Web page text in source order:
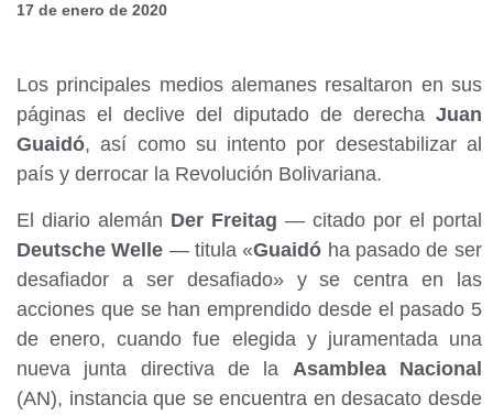
17 de enero de 2020
Los principales medios alemanes resaltaron en sus
páginas el declive del diputado de derecha Juan
Guaidó, así como su intento por desestabilizar al
país y derrocar la Revolución Bolivariana.
El diario alemán Der Freitag — citado por el portal
Deutsche Welle — titula «Guaidó ha pasado de ser
desafiador a ser desafiado» y se centra en las
acciones que se han emprendido desde el pasado 5
de enero, cuando fue elegida y juramentada una
nueva junta directiva de la Asamblea Nacional
(AN), instancia que se encuentra en desacato desde